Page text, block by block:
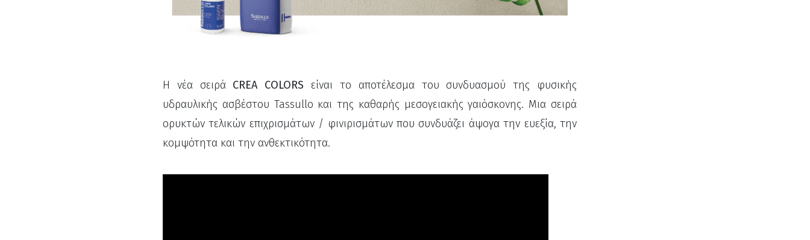
Η νέα σειρά CREA COLORS είναι το αποτέλεσμα του συνδυασμού της φυσικής
υδραυλικής ασβέστου Tassullo και της καθαρής μεσογειακής γαιόσκονης. Μια σειρά
ορυκτών τελικών επιχρισμάτων / φινιρισμάτων που συνδυάζει άψογα την ευεξία, την
κομψότητα και την ανθεκτικότητα.